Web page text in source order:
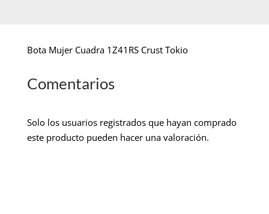
Bota Mujer Cuadra 1Z41RS Crust Tokio
Comentarios
Solo los usuarios registrados que hayan comprado
este producto pueden hacer una valoración.